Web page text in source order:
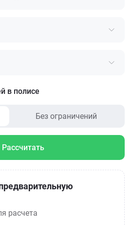
в полисе
Без ограничений
Рассчитать
расчета